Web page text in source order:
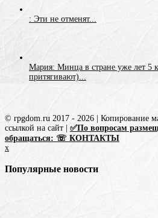
: Эти не отменят...
Мария: Минца в стране уже лет 5
притягивают)...
© rpgdom.ru 2017 - 2026 | Копирование
ссылкой на сайт | ✅По вопросам
обращаться: ☏ КОНТАКТЫ
x
Популярные новости